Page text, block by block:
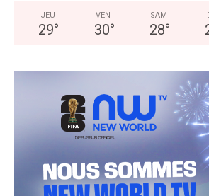
JEU
29°
VEN
30°
SAM
28°